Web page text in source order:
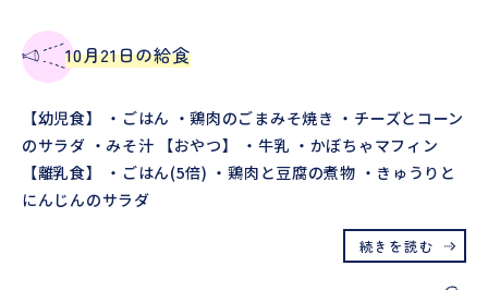
10月21日の給食
【幼児食】 ・ごはん ・鶏肉のごまみそ焼き ・チーズとコーン
のサラダ ・みそ汁 【おやつ】 ・牛乳 ・かぼちゃマフィン
【離乳食】 ・ごはん(5倍) ・鶏肉と豆腐の煮物 ・きゅうりと
にんじんのサラダ
続きを読む